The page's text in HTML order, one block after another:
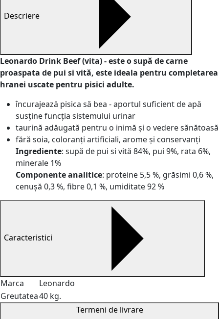
Descriere
Leonardo Drink Beef (vita) - este o supă de carne
proaspata de pui si vită, este ideala pentru completarea
hranei uscate pentru pisici adulte.
încurajează pisica să bea - aportul suficient de apă
susține funcția sistemului urinar
taurină adăugată pentru o inimă și o vedere sănătoasă
fără soia, coloranți artificiali, arome și conservanți
Ingrediente: supă de pui si vită 84%, pui 9%, rata 6%,
minerale 1%
Componente analitice: proteine 5,5 %, grăsimi 0,6 %,
cenușă 0,3 %, fibre 0,1 %, umiditate 92 %
Caracteristici
Marca
Leonardo
Greutatea40 kg.
Termeni de livrare